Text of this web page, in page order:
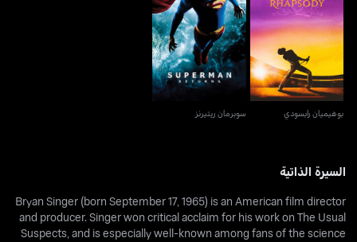
بوهيميان رابسودي
بوهيميان رابسودي
سوبرمان ريتيرنز
سوبرمان ريتيرنز
السيرة الذاتية
Bryan Singer (born September 17, 1965) is an American film director
and producer. Singer won critical acclaim for his work on The Usual
Suspects, and is especially well-known among fans of the science